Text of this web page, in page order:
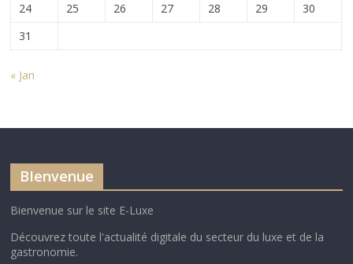
24
25 26 27 28 29
30
31
« Jan
BIenvenue
Bienvenue sur le site E-Luxe
Découvrez toute l'actualité digitale du secteur du luxe et de la
gastronomie.